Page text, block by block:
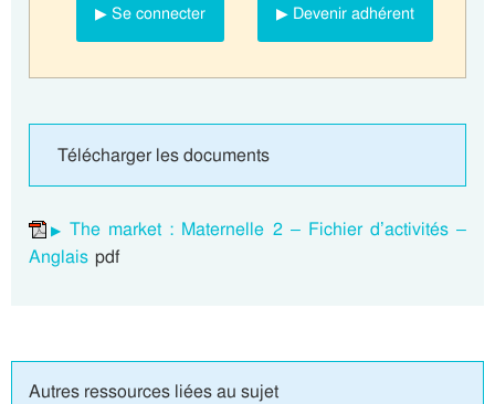
▶ Se connecter ▶ Devenir adhérent
Télécharger les documents
The market : Maternelle 2 – Fichier d’activités –
Anglais pdf
Autres ressources liées au sujet